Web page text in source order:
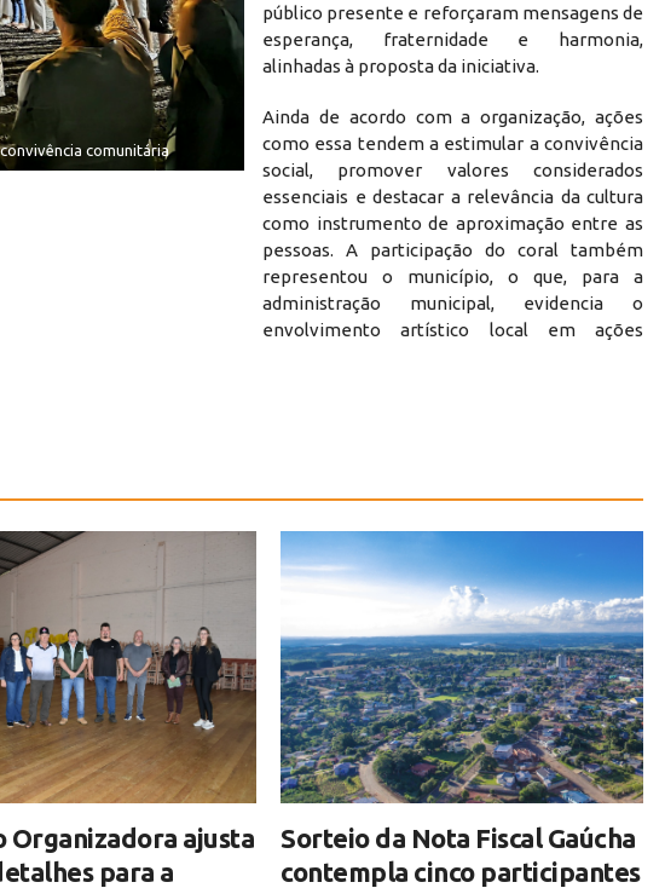
comunitária
público presente e reforçaram mensagens de
esperança, fraternidade e harmonia,
alinhadas à proposta da iniciativa.
Ainda de acordo com a organização, ações
como essa tendem a estimular a convivência
social, promover valores considerados
essenciais e destacar a relevância da cultura
como instrumento de aproximação entre as
pessoas. A participação do coral também
representou o município, o que, para a
administração municipal, evidencia o
envolvimento artístico local em ações
Organizadora ajusta
para a
Sorteio da Nota Fiscal Gaúcha
contempla cinco participantes